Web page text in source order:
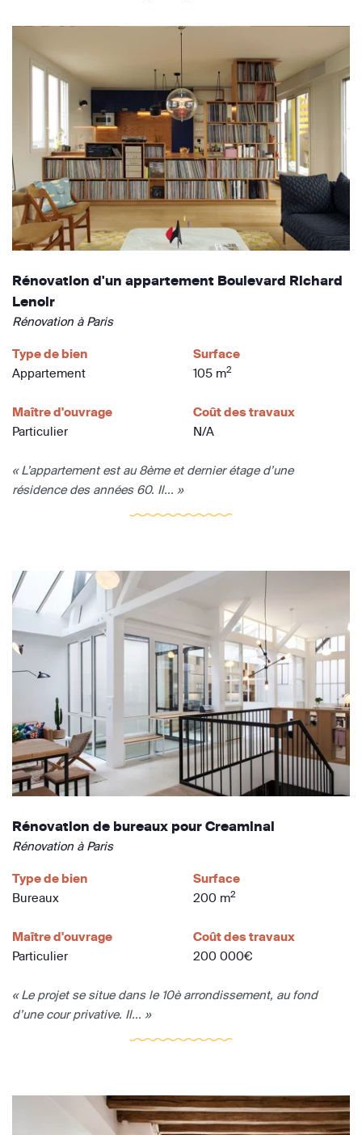
Rénovation d'un appartement Boulevard Richard
Lenoir
Rénovation à Paris
Type de bien
Appartement
Surface
105 m2
Maître d'ouvrage
Particulier
Coût des travaux
N/A
« L’appartement est au 8ème et dernier étage d’une
résidence des années 60. Il... »
Rénovation de bureaux pour Creaminal
Rénovation à Paris
Type de bien
Bureaux
Surface
200 m2
Maître d'ouvrage
Particulier
Coût des travaux
200 000€
« Le projet se situe dans le 10è arrondissement, au fond
d’une cour privative. Il... »